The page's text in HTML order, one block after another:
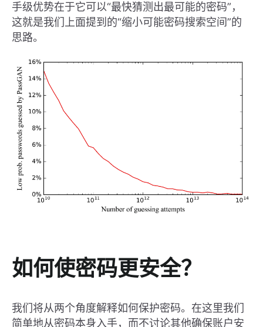
手级优势在于它可以“最快猜测出最可能的密码”，
这就是我们上面提到的“缩小可能密码搜索空间”的
思路。
如何使密码更安全？
我们将从两个角度解释如何保护密码。在这里我们
简单地从密码本身入手，而不讨论其他确保账户安